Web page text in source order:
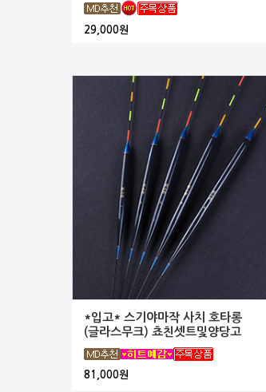
29,000원
*입고* 스기야마작 사치 호타롱
(글라스무크) 쵸친셋트및양당고
81,000원